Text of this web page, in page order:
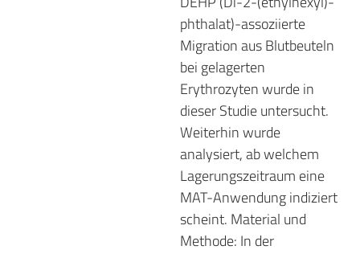
phthalat)-assoziierte
Migration aus Blutbeuteln
bei gelagerten
Erythrozyten wurde in
dieser Studie untersucht.
Weiterhin wurde
analysiert, ab welchem
Lagerungszeitraum eine
MAT-Anwendung indiziert
scheint. Material und
Methode: In der